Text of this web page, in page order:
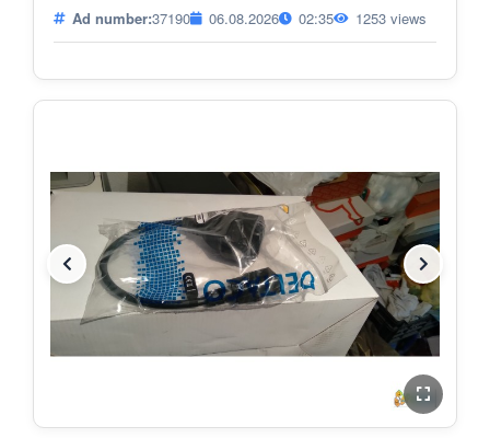
Ad number:37190 06.08.2026 02:35 1253 views